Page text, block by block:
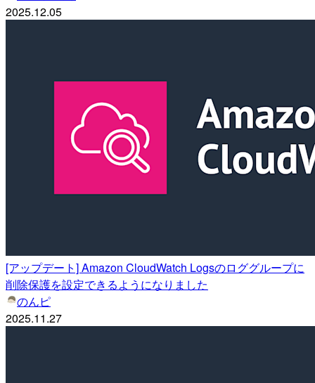
2025.12.05
[アップデート] Amazon CloudWatch Logsのロググループに
削除保護を設定できるようになりました
のんピ
2025.11.27